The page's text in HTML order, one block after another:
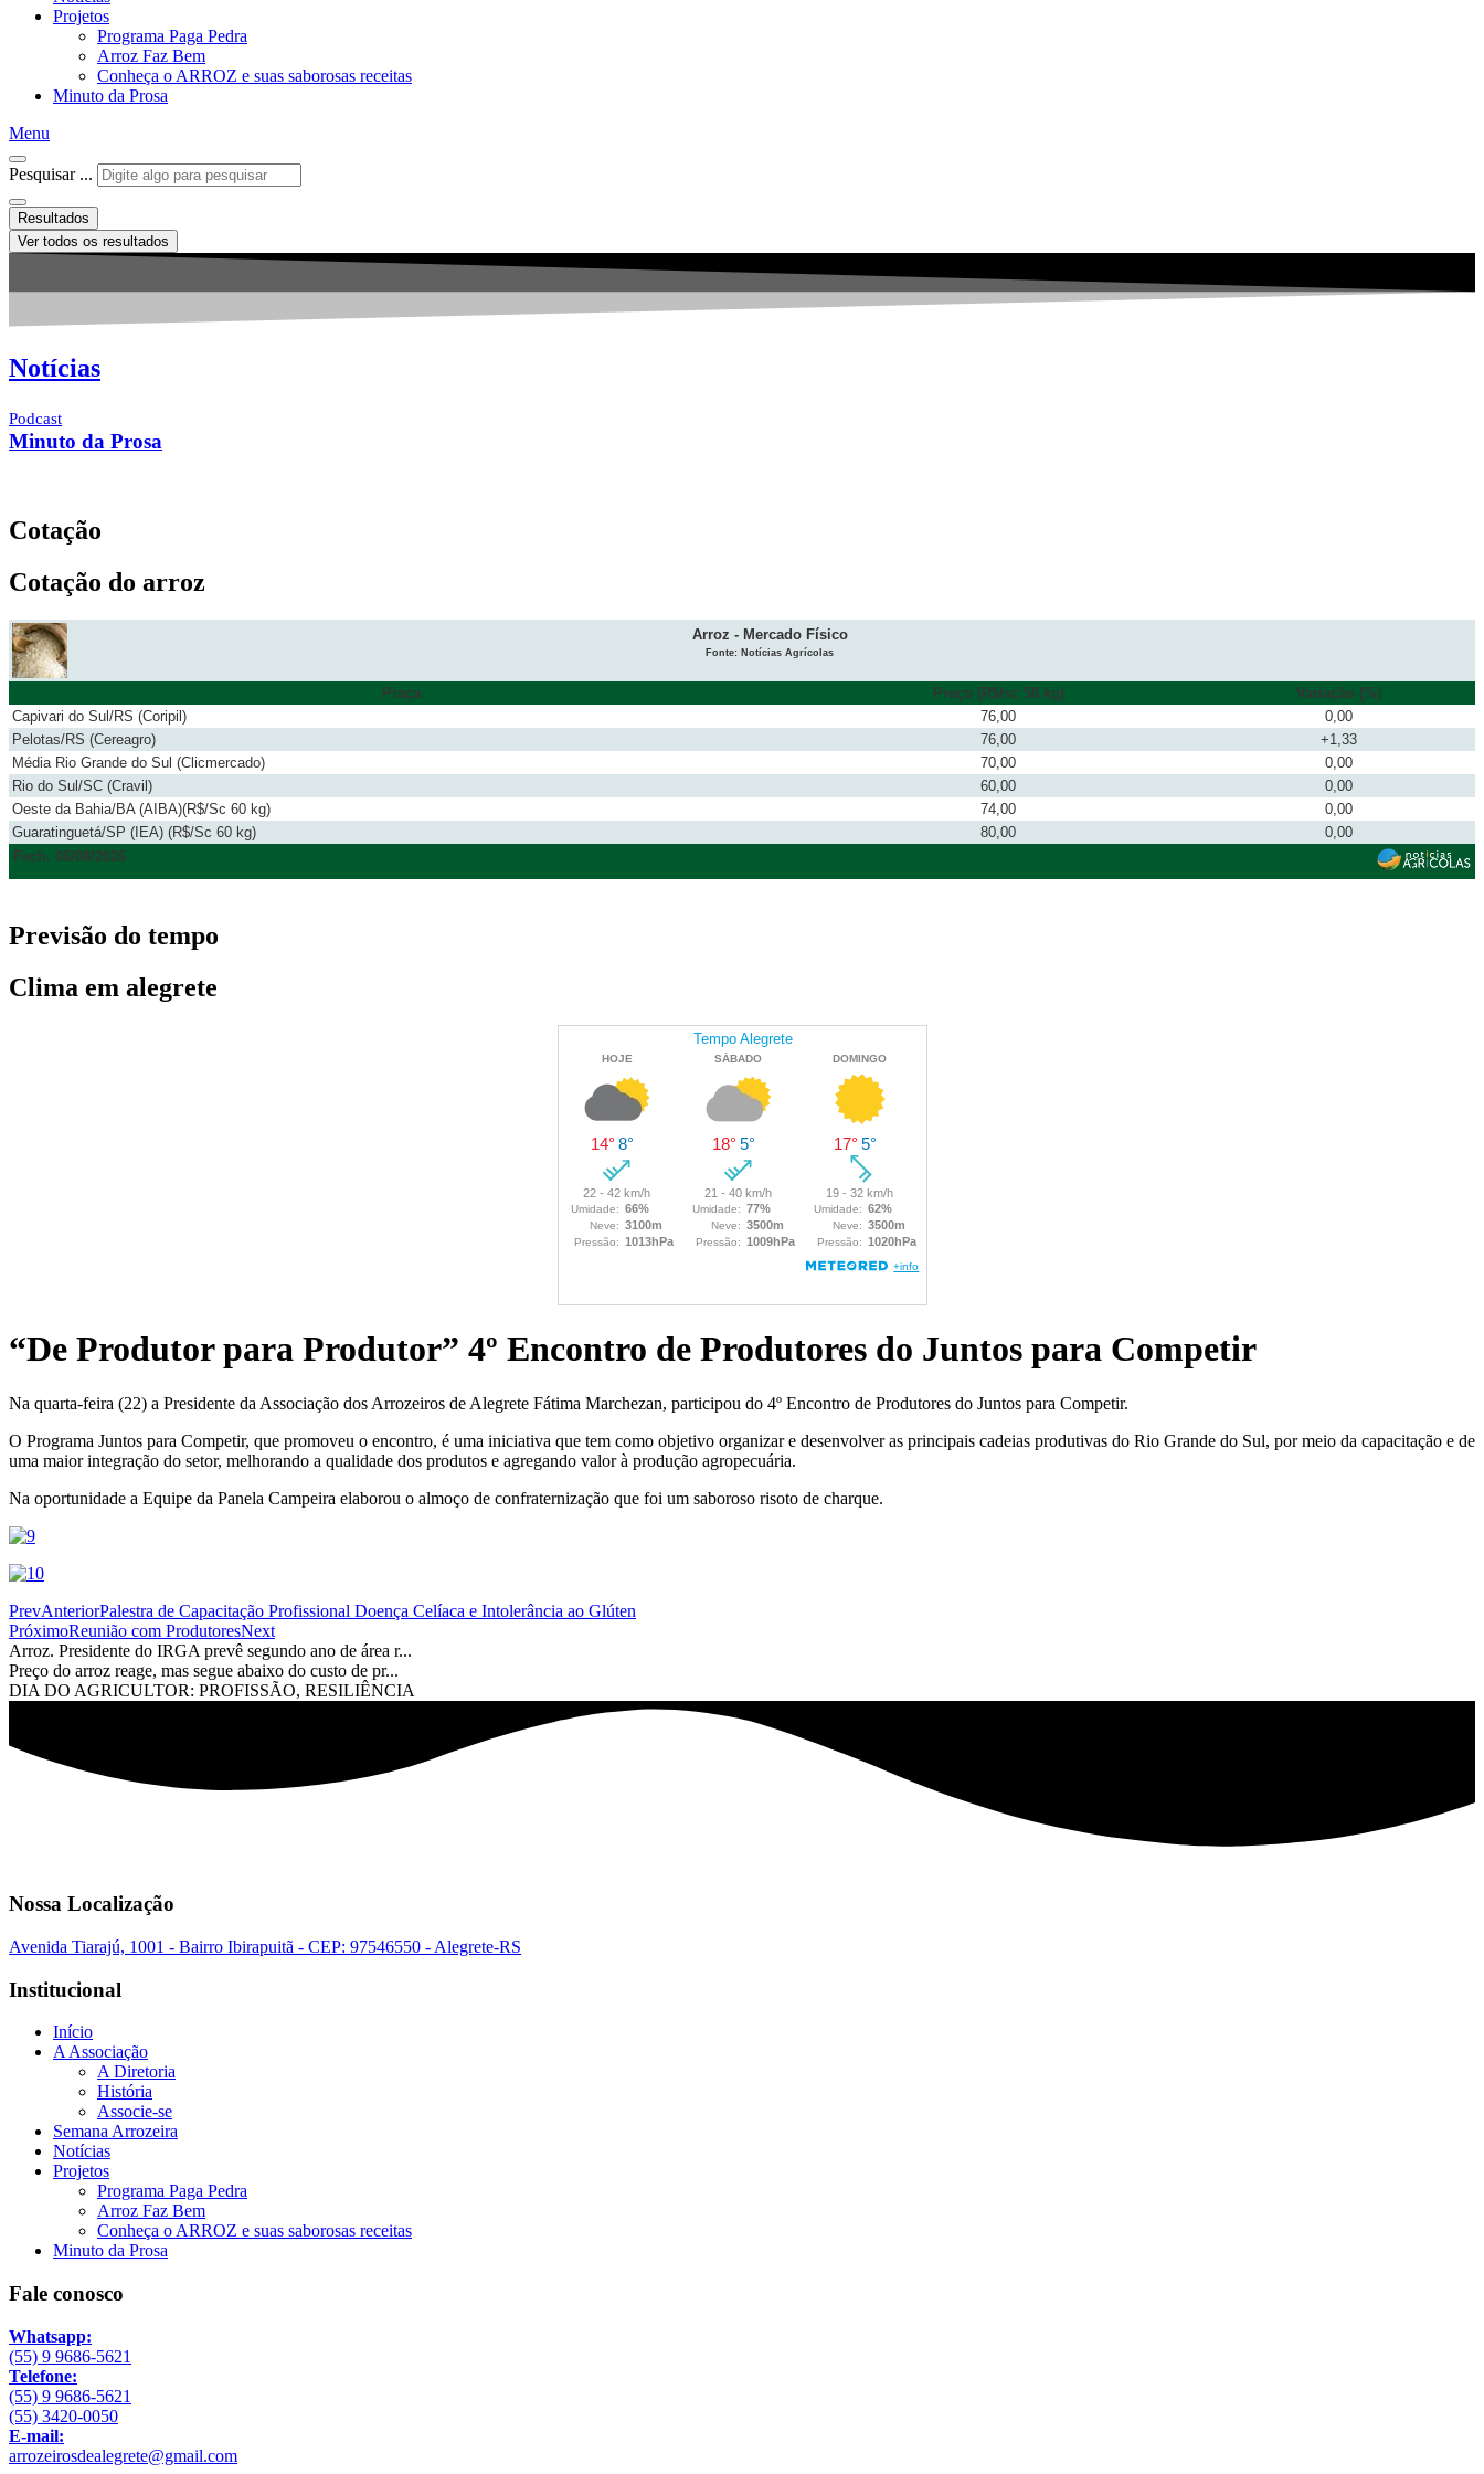
Projetos
Programa Paga Pedra
Arroz Faz Bem
Conheça o ARROZ e suas saborosas receitas
Minuto da Prosa
Menu
Pesquisar ...
Resultados
Ver todos os resultados
Notícias
Podcast
Minuto da Prosa
Cotação
Cotação do arroz
Arroz - Mercado Físico
Fonte: Notícias Agrícolas
Praça Preço (R$/sc 50 kg)
Variação (%)
Capivari do Sul/RS (Coripil)
76,00
0,00
Pelotas/RS (Cereagro)
76,00
+1,33
Média Rio Grande do Sul (Clicmercado)
70,00
0,00
Rio do Sul/SC (Cravil)
60,00
0,00
Oeste da Bahia/BA (AIBA)(R$/Sc 60 kg)
74,00
0,00
Guaratinguetá/SP (IEA) (R$/Sc 60 kg)
80,00
0,00
Fech. 06/08/2026
Previsão do tempo
Clima em alegrete
“De Produtor para Produtor” 4º Encontro de Produtores do Juntos para Competir
Na quarta-feira (22) a Presidente da Associação dos Arrozeiros de Alegrete Fátima Marchezan, participou do 4º Encontro de Produtores do Juntos para Competir.
O Programa Juntos para Competir, que promoveu o encontro, é uma iniciativa que tem como objetivo organizar e desenvolver as principais cadeias produtivas do Rio Grande do Sul, por meio da capacitação e de
uma maior integração do setor, melhorando a qualidade dos produtos e agregando valor à produção agropecuária.
Na oportunidade a Equipe da Panela Campeira elaborou o almoço de confraternização que foi um saboroso risoto de charque.
PrevAnteriorPalestra de Capacitação Profissional Doença Celíaca e Intolerância ao Glúten
PróximoReunião com ProdutoresNext
Arroz. Presidente do IRGA prevê segundo ano de área r...
Preço do arroz reage, mas segue abaixo do custo de pr...
DIA DO AGRICULTOR: PROFISSÃO, RESILIÊNCIA
Nossa Localização
Avenida Tiarajú, 1001 - Bairro Ibirapuitã - CEP: 97546550 - Alegrete-RS
Institucional
Início
A Associação
A Diretoria
História
Associe-se
Semana Arrozeira
Notícias
Projetos
Programa Paga Pedra
Arroz Faz Bem
Conheça o ARROZ e suas saborosas receitas
Minuto da Prosa
Fale conosco
Whatsapp:
(55) 9 9686-5621
Telefone:
(55) 9 9686-5621
(55) 3420-0050
E-mail:
arrozeirosdealegrete@gmail.com